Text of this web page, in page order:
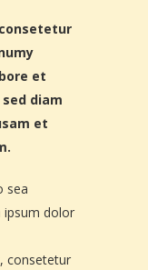
et
diam
et
sea
ipsum dolor
consetetur